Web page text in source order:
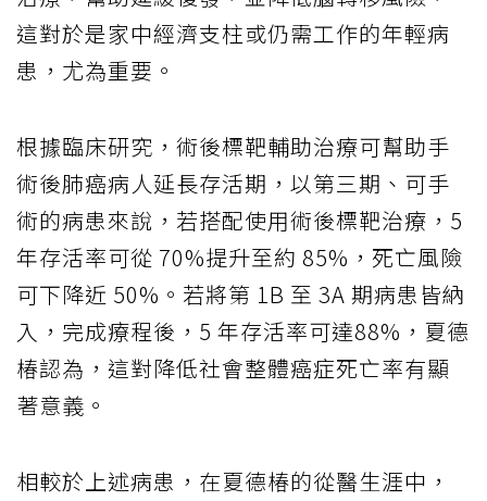
這對於是家中經濟支柱或仍需工作的年輕病
患，尤為重要。
根據臨床研究，術後標靶輔助治療可幫助手
術後肺癌病人延長存活期，以第三期、可手
術的病患來說，若搭配使用術後標靶治療，5
年存活率可從 70%提升至約 85%，死亡風險
可下降近 50%。若將第 1B 至 3A 期病患皆納
入，完成療程後，5 年存活率可達88%，夏德
椿認為，這對降低社會整體癌症死亡率有顯
著意義。
相較於上述病患，在夏德椿的從醫生涯中，